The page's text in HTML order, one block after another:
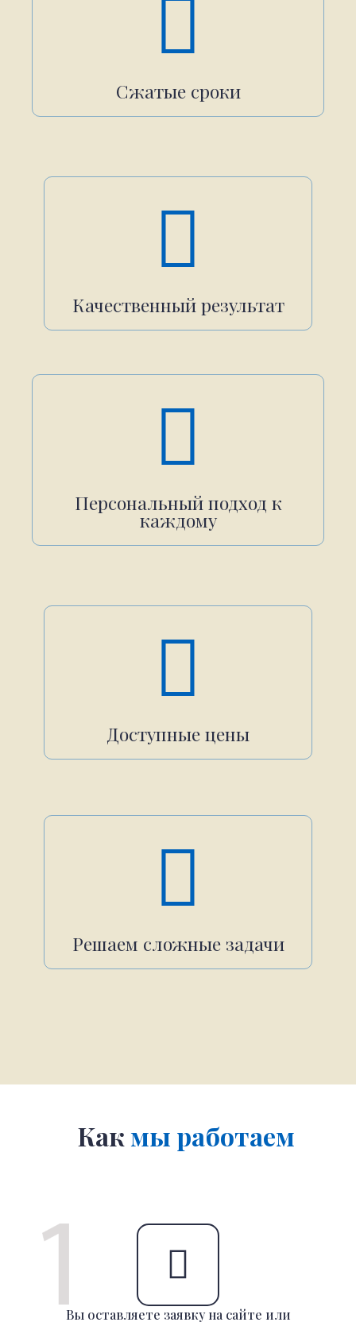
Сжатые сроки
Качественный результат
Персональный подход к
каждому
Доступные цены
Решаем сложные задачи
Какмы работаем
Вы оставляете заявку на сайте или